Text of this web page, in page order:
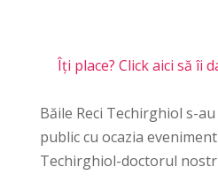
Îți place? Click aici să îi
Băile Reci Techirghiol s-
public cu ocazia
Techirghiol-doctorul